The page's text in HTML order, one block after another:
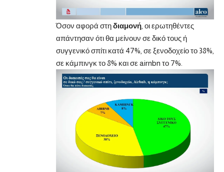
Όσον αφορά στηδιαμονή , οι ερωτηθέντες
απάντησαν ότι θα μείνουν σε δικό τους ή
συγγενικό σπίτι κατά 47%, σε ξενοδοχείο το 38%,
σε κάμπινγκ το 8% και σε airnbn το 7%.